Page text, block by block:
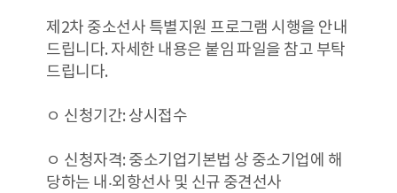
제2차 중소선사 특별지원 프로그램 시행을 안내
드립니다. 자세한 내용은 붙임 파일을 참고 부탁
드립니다.
ㅇ 신청기간: 상시접수
ㅇ 신청자격: 중소기업기본법 상 중소기업에 해
당하는 내‧외항선사 및 신규 중견선사